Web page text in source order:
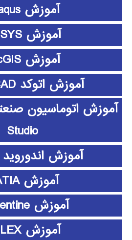
آموزش abaqus
آموزش ANSYS
آموزش ArcGIS
آموزش اتوکد AUTOCAD
Studio
آموزش اندوروید android
آموزش CATIA
آموزش clementine
آموزش CPLEX